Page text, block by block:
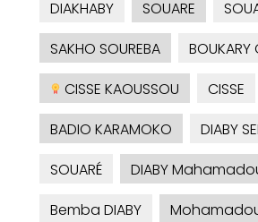
DIAKHABY
SOUARE
SAKHO SOUREBA
BOUKARY
CISSE KAOUSSOU
CISSE
BADIO KARAMOKO
DIABY
SOUARÉ
DIABY
Bemba DIABY